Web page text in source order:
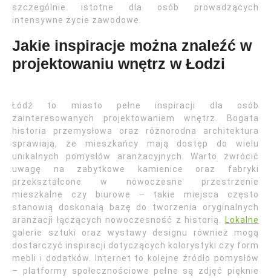
szczególnie istotne dla osób prowadzących
intensywne życie zawodowe.
Jakie inspiracje można znaleźć w
projektowaniu wnętrz w Łodzi
Łódź to miasto pełne inspiracji dla osób
zainteresowanych projektowaniem wnętrz. Bogata
historia przemysłowa oraz różnorodna architektura
sprawiają, że mieszkańcy mają dostęp do wielu
unikalnych pomysłów aranżacyjnych. Warto zwrócić
uwagę na zabytkowe kamienice oraz fabryki
przekształcone w nowoczesne przestrzenie
mieszkalne czy biurowe – takie miejsca często
stanowią doskonałą bazę do tworzenia oryginalnych
aranżacji łączących nowoczesność z historią.
Lokalne
galerie sztuki oraz wystawy designu również mogą
dostarczyć inspiracji dotyczących kolorystyki czy form
mebli i dodatków. Internet to kolejne źródło pomysłów
– platformy społecznościowe pełne są zdjęć pięknie